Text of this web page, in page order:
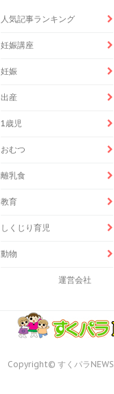
人気記事ランキング
妊娠講座
妊娠
出産
1歳児
おむつ
離乳食
教育
しくじり育児
動物
運営会社
Copyright© すくパラ